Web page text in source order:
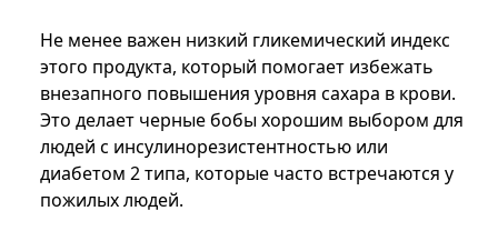
Не менее важен низкий гликемический индекс
этого продукта, который помогает избежать
внезапного повышения уровня сахара в крови.
Это делает черные бобы хорошим выбором для
людей с инсулинорезистентностью или
диабетом 2 типа, которые часто встречаются у
пожилых людей.